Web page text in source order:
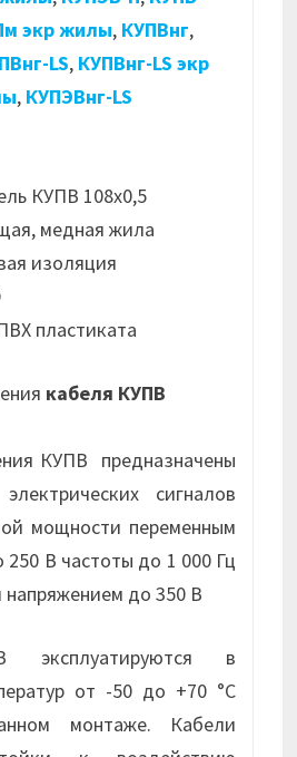
экр жилы, КУПВнг,
LS, КУПВнг-LS экр
, КУПЭВнг-LS
медная жила
изоляция
пластиката
кабеля КУПВ
КУПВ предназначены
сигналов
мощности переменным
В частоты до 1 000 Гц
до 350 В
эксплуатируются в
от -50 до +70 °С
монтаже. Кабели